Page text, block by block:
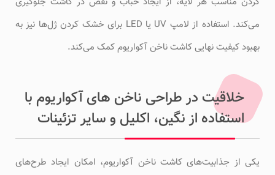
می‌کند. استفاده از لامپ UV یا LED برای خشک کردن ژل‌ها نیز به
بهبود کیفیت نهایی کاشت ناخن آکواریوم کمک می‌کند.
خلاقیت در طراحی ناخن های آکواریوم با
استفاده از نگین، اکلیل و سایر تزئینات
یکی از جذابیت‌های کاشت ناخن آکواریوم، امکان ایجاد طرح‌های